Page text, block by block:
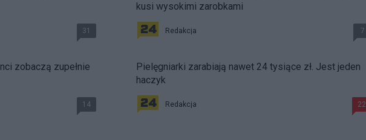
31
zobaczą zupełnie
14
kusi wysokimi zarobkami
Redakcja 7
Pielęgniarki zarabiają nawet 24 tysiące zł. Jest jeden
haczyk
Redakcja 22